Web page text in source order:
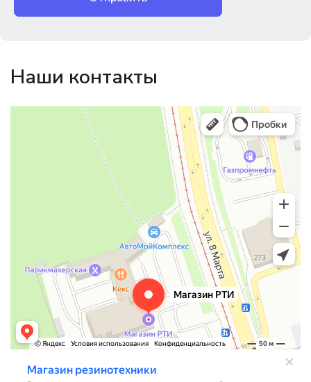
Наши контакты
Магазин резинотехники
Резиновые и резинотехнические изделия в Екатеринбурге
Садовый инвентарь и техника в Екатеринбурге